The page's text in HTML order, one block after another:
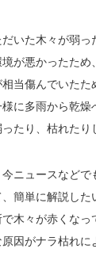
いた木々が弱っ
が悪かったため
当傷んでいたた
に多雨から乾
たり、枯れたり
ニュースなどで
簡単に解説し
木々が赤くな
因がナラ枯れに